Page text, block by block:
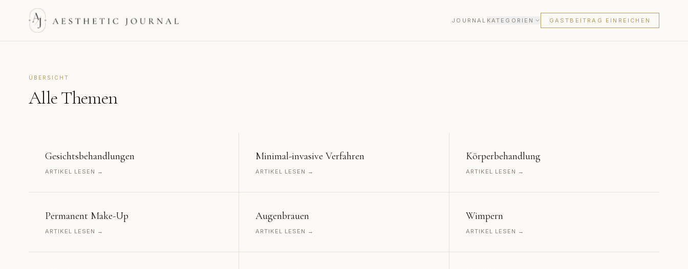
JOURNAL KATEGORIEN GASTBEITRAG EINREICHEN
ÜBERSICHT
Alle Themen
Gesichtsbehandlungen
ARTIKEL LESEN →
Minimal-invasive Verfahren
ARTIKEL LESEN →
Körperbehandlung
ARTIKEL LESEN →
Permanent Make-Up
ARTIKEL LESEN →
Augenbrauen
ARTIKEL LESEN →
Wimpern
ARTIKEL LESEN →